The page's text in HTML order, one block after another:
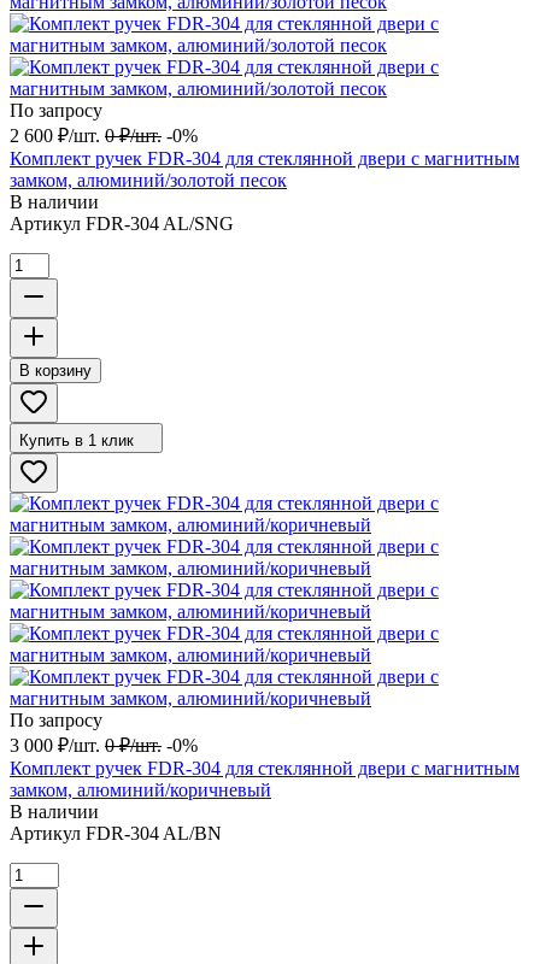
По запросу
2 600 ₽/шт. 0 ₽/шт. -0%
Комплект ручек FDR-304 для стеклянной двери с магнитным
замком, алюминий/золотой песок
В наличии
Артикул FDR-304 AL/SNG
В корзину
Купить в 1 клик
По запросу
3 000 ₽/шт. 0 ₽/шт. -0%
Комплект ручек FDR-304 для стеклянной двери с магнитным
замком, алюминий/коричневый
В наличии
Артикул FDR-304 AL/BN